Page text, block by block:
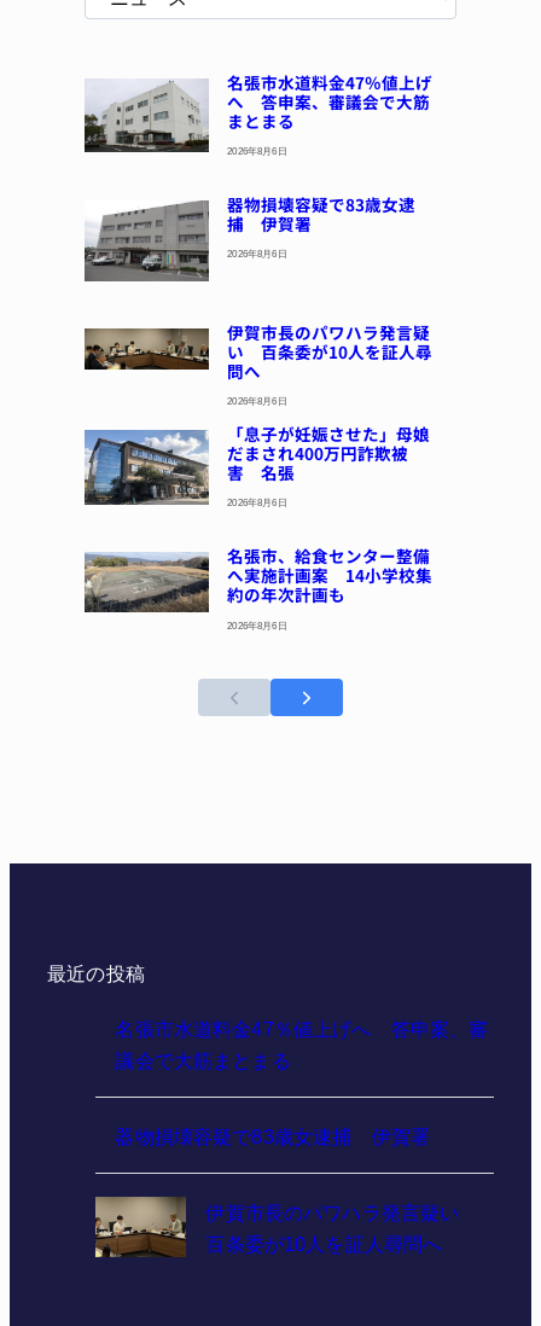
名張市水道料金47％値上げ
へ 答申案、審議会で大筋
まとまる
2026年8月6日
器物損壊容疑で83歳女逮
捕 伊賀署
2026年8月6日
伊賀市長のパワハラ発言疑
い 百条委が10人を証人尋
問へ
2026年8月6日
「息子が妊娠させた」母娘
だまされ400万円詐欺被
害 名張
2026年8月6日
名張市、給食センター整備
へ実施計画案 14小学校集
約の年次計画も
2026年8月6日
最近の投稿
名張市水道料金47％値上げへ 答申案、審
議会で大筋まとまる
器物損壊容疑で83歳女逮捕 伊賀署
伊賀市長のパワハラ発言疑い
百条委が10人を証人尋問へ